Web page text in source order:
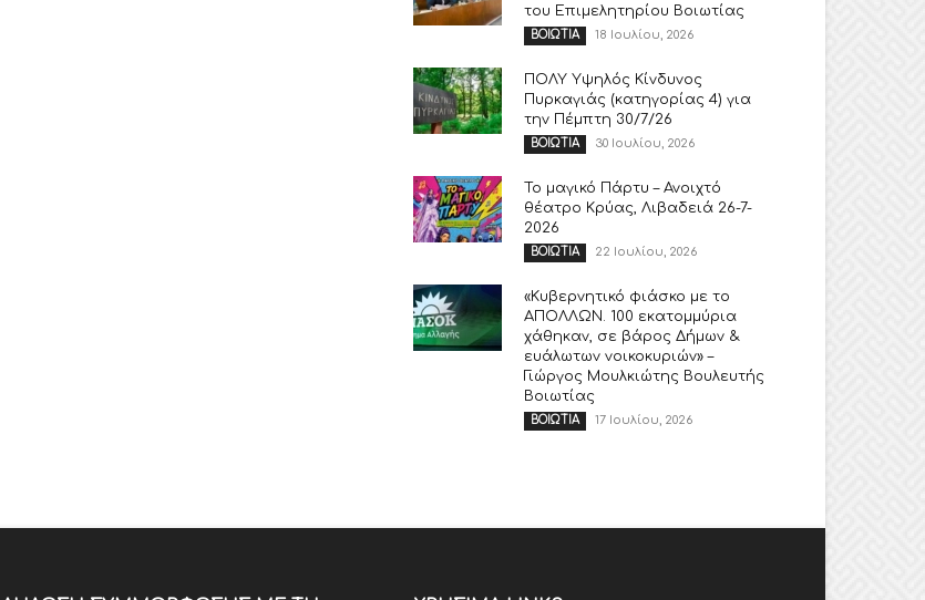
του Επιμελητηρίου Βοιωτίας
ΒΟΙΩΤΙΑ 18 Ιουλίου, 2026
ΠΟΛΥ Υψηλός Κίνδυνος
Πυρκαγιάς (κατηγορίας 4) για
την Πέμπτη 30/7/26
ΒΟΙΩΤΙΑ 30 Ιουλίου, 2026
Το μαγικό Πάρτυ – Ανοιχτό
θέατρο Κρύας, Λιβαδειά 26-7-
2026
ΒΟΙΩΤΙΑ 22 Ιουλίου, 2026
«Κυβερνητικό φιάσκο με το
ΑΠΟΛΛΩΝ. 100 εκατομμύρια
χάθηκαν, σε βάρος Δήμων &
ευάλωτων νοικοκυριών» –
Γιώργος Μουλκιώτης Βουλευτής
Βοιωτίας
ΒΟΙΩΤΙΑ 17 Ιουλίου, 2026